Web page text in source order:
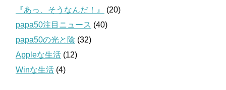
『あっ、そうなんだ！』
(20)
papa50注目ニュース (40)
papa50の光と陰 (32)
Appleな生活 (12)
Winな生活 (4)